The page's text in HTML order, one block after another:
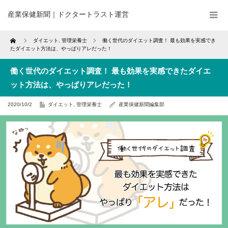
産業保健新聞｜ドクタートラスト運営
Home ダイエット 管理栄養士
働く世代のダイエット調査！ 最も効果を実感でき
たダイエット方法は、やっぱりアレだった！
働く世代のダイエット調査！ 最も効果を実感できたダイエ
ット方法は、やっぱりアレだった！
2020/10/2 ダイエット 管理栄養士 産業保健新聞編集部